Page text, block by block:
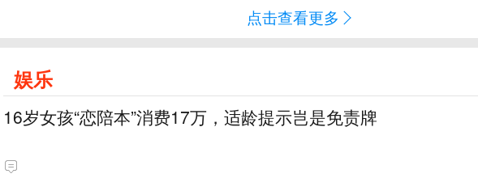
点击查看更多
娱乐
16岁女孩“恋陪本”消费17万，适龄提示岂是免责牌